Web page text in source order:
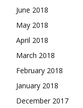
June 2018
May 2018
April 2018
March 2018
February 2018
January 2018
December 2017